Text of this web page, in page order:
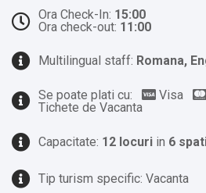
Ora Check-In: 15:00
Ora check-out: 11:00
Multilingual staff: Romana,
Se poate plati cu: Visa
Tichete de Vacanta
Capacitate: 12 locuri in 6
Tip turism specific: Vacanta